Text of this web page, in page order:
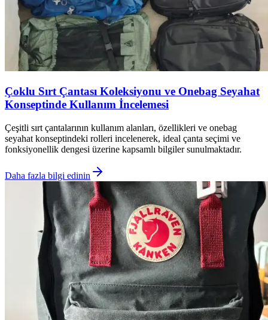
Çoklu Sırt Çantası Koleksiyonu ve Onebag Seyahat
Konseptinde Kullanım İncelemesi
Çeşitli sırt çantalarının kullanım alanları, özellikleri ve onebag
seyahat konseptindeki rolleri incelenerek, ideal çanta seçimi ve
fonksiyonellik dengesi üzerine kapsamlı bilgiler sunulmaktadır.
Daha fazla bilgi edinin